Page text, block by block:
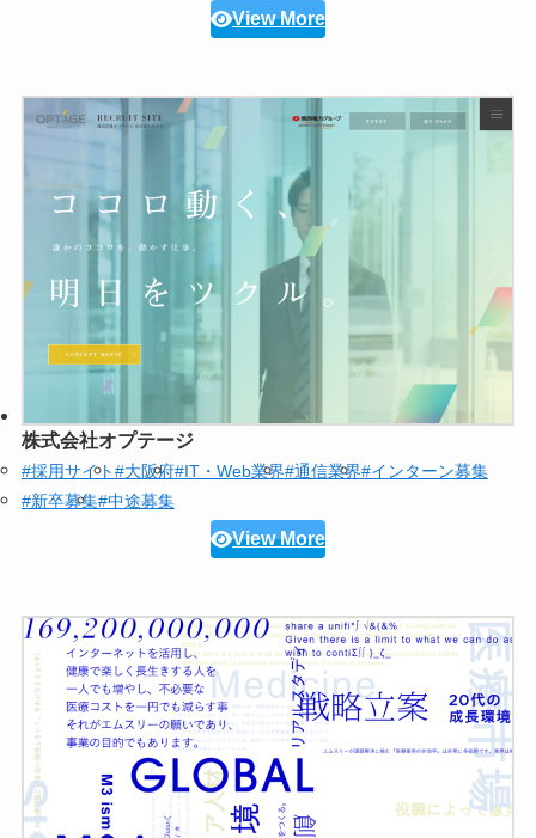
View More
株式会社オプテージ
#採用サイト#大阪府#IT・Web業界#通信業界#インターン募集
#新卒募集#中途募集
View More